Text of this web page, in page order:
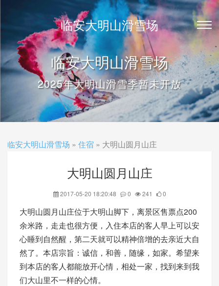
临安大明山滑雪场
临安大明山滑雪场
2025年大明山滑雪季暂未开放
临安大明山滑雪场 » 住宿 » 大明山圆月山庄
大明山圆月山庄
2017-05-20 18:20:48 0 241 0
大明山圆月山庄位于大明山脚下，离景区售票点200
余米路，走走也很方便，入住本店的客人早上可以安
心睡到自然醒，第二天就可以精神倍增的去亲近大自
然了。本店宗旨：诚信，和善，随缘，如家。希望来
到本店的客人都能放开心情，相处一家，找到来到我
们大山里不一样的心情。